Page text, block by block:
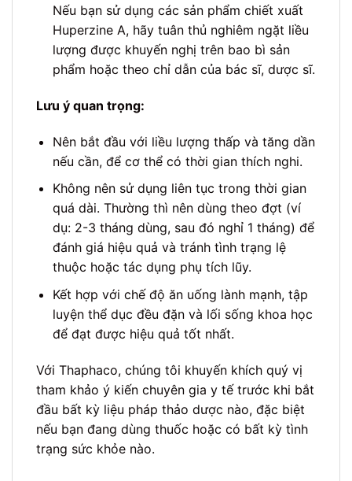
Nếu bạn sử dụng các sản phẩm chiết xuất
Huperzine A, hãy tuân thủ nghiêm ngặt liều
lượng được khuyến nghị trên bao bì sản
phẩm hoặc theo chỉ dẫn của bác sĩ, dược sĩ.
Lưu ý quan trọng:
Nên bắt đầu với liều lượng thấp và tăng dần
nếu cần, để cơ thể có thời gian thích nghi.
Không nên sử dụng liên tục trong thời gian
quá dài. Thường thì nên dùng theo đợt (ví
dụ: 2-3 tháng dùng, sau đó nghỉ 1 tháng) để
đánh giá hiệu quả và tránh tình trạng lệ
thuộc hoặc tác dụng phụ tích lũy.
Kết hợp với chế độ ăn uống lành mạnh, tập
luyện thể dục đều đặn và lối sống khoa học
để đạt được hiệu quả tốt nhất.
Với Thaphaco, chúng tôi khuyến khích quý vị
tham khảo ý kiến chuyên gia y tế trước khi bắt
đầu bất kỳ liệu pháp thảo dược nào, đặc biệt
nếu bạn đang dùng thuốc hoặc có bất kỳ tình
trạng sức khỏe nào.